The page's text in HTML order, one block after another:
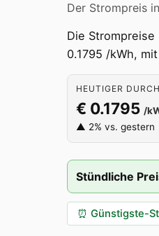
Der Strompreis
Die Strompreise
0.1795 /kWh,
HEUTIGER
€ 0.1795 /
▲ 2% vs. gestern
Stündliche
⏰ Günstigste-